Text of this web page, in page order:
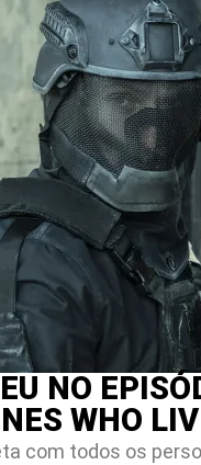
NO
WHO
com todos os